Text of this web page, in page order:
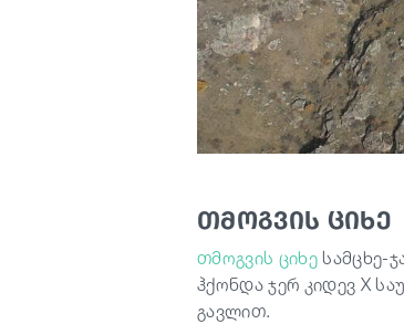
თმოგვის ციხე
თმოგვის ციხესამცხე-
ჰქონდა ჯერ კიდევ X
გავლით.